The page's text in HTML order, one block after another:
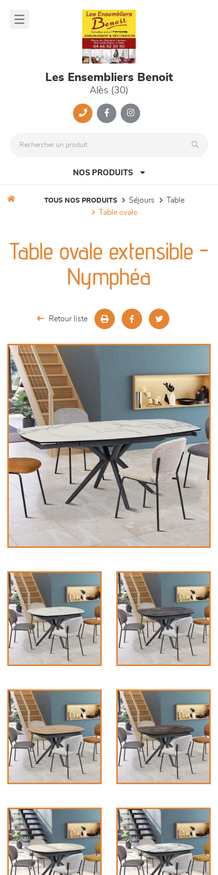
Les Ensembliers Benoit
Alès (30)
NOS PRODUITS
séjours
meubles de complément
décoration
TOUS NOS PRODUITS séjours
table
table ovale
Table ovale extensible -
Nymphéa
Retour liste